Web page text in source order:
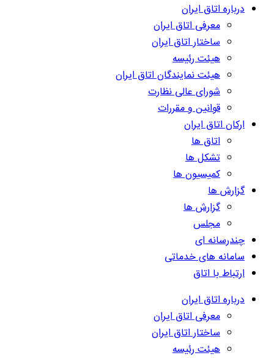
درباره اتاق ایران
معرفی اتاق ایران
ساختار اتاق ایران
هیئت رئیسه
هیئت نمایندگان اتاق ایران
شورای عالی نظارت
قوانین و مقررات
ارکان اتاق ایران
اتاق ها
تشکل ها
کمیسیون ها
گزارش ها
گزارش ها
مجلس
چندرسانه ای
سامانه های خدماتی
ارتباط با اتاق
درباره اتاق ایران
معرفی اتاق ایران
ساختار اتاق ایران
هیئت رئیسه